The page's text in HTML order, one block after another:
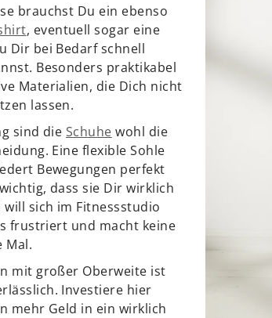
brauchst Du ein ebenso
, eventuell sogar eine
Dir bei Bedarf schnell
Besonders praktikabel
Materialien, die Dich nicht
lassen.
sind die Schuhe wohl die
Eine flexible Sohle
Bewegungen perfekt
dass sie Dir wirklich
will sich im Fitnessstudio
frustriert und macht keine
Mal.
mit großer Oberweite ist
Investiere hier
mehr Geld in ein wirklich